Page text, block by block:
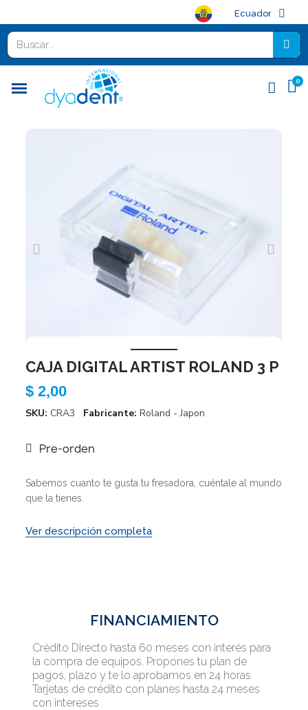
Ecuador
CAJA DIGITAL ARTIST ROLAND 3 P
SKU CRA3 Fabricante Roland - Japon
$ 2,00
Pre-orden
Sabemos cuanto te gusta tu fresadora, cuéntale al mundo
que la tienes.
Ver descripción completa
FINANCIAMIENTO
Crédito Directo hasta 60 meses con interés para
la compra de equipos. Propones tu plan de
pagos, plazo y te lo aprobamos en 24 horas
Tarjetas de crédito con planes hasta 24 meses
con intereses